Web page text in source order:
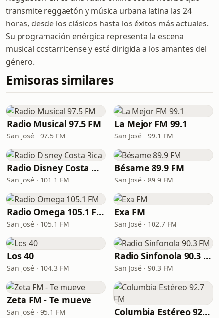
transmite reggaetón y música urbana latina las 24
horas, desde los clásicos hasta los éxitos más actuales.
Su programación enérgica representa la escena
musical costarricense y está dirigida a los amantes del
género.
Emisoras similares
Radio Musical 97.5 FM
San José · 97.5 FM
La Mejor FM 99.1
San José · 99.1 FM
Radio Disney Costa Rica
San José · 101.1 FM
Bésame 89.9 FM
San José · 89.9 FM
Radio Omega 105.1 FM
San José · 105.1 FM
Exa FM
San José · 102.7 FM
Los 40
San José · 104.3 FM
Radio Sinfonola 90.3 FM
San José · 90.3 FM
Zeta FM - Te mueve
San José · 95.1 FM Columbia Estéreo 92.7 FM